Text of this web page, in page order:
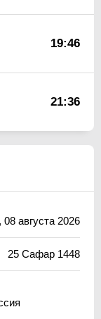
19:46
21:36
августа 2026
25 Сафар 1448